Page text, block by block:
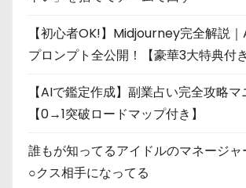
【初心者OK!】Midjourney完全解説
プロンプト全公開！【豪華3大特典付き
【AIで鑑定作成】副業占い完全攻略
【0→1突破ロードマップ付き】
誰もが知ってるアイドルのマネージ
○クス相手になってる